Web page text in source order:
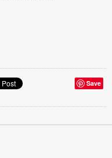
Save